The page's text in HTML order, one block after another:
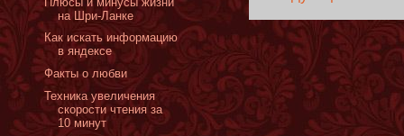
на Шри-Ланке
Как искать информацию
в яндексе
Факты о любви
Техника увеличения
скорости чтения за
10 минут